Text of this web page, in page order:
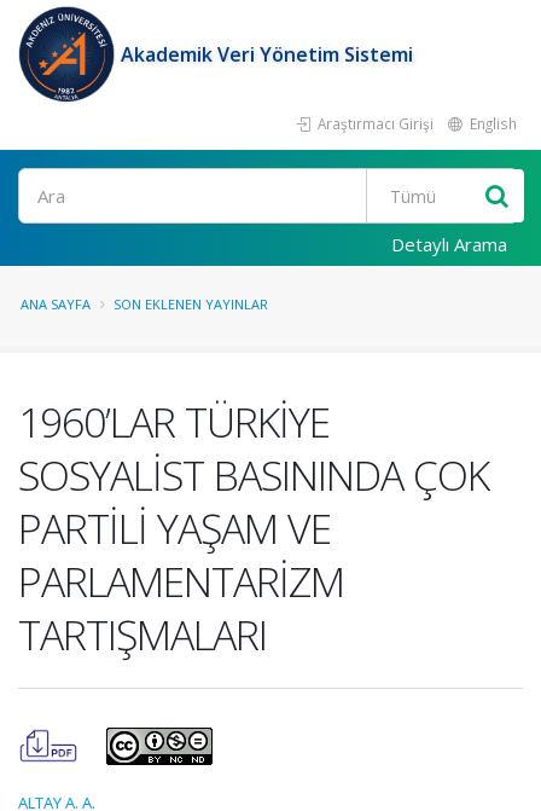
Akademik Veri Yönetim Sistemi
Araştırmacı Girişi English
Ara
Detaylı Arama
ANA SAYFA SON EKLENEN YAYINLAR
1960’LAR TÜRKİYE
SOSYALİST BASININDA ÇOK
PARTİLİ YAŞAM VE
PARLAMENTARİZM
TARTIŞMALARI
ALTAY A. A.